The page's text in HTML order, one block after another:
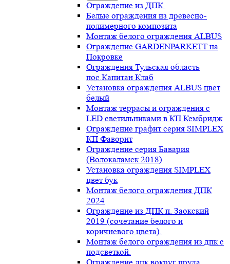
Ограждение из ДПК
Белые ограждения из древесно-
полимерного композита
Монтаж белого ограждения ALBUS
Ограждение GARDENPARKETT на
Покровке
Ограждения Тульская область
пос.Капитан Клаб
Установка ограждения ALBUS цвет
белый
Монтаж террасы и ограждения с
LED светильниками в КП Кембридж
Ограждение графит серия SIMPLEX
КП Фаворит
Ограждение серия Бавария
(Волокаламск 2018)
Установка ограждения SIMPLEX
цвет бук
Монтаж белого ограждения ДПК
2024
Ограждение из ДПК п. Заокский
2019 (сочетание белого и
коричневого цвета).
Монтаж белого ограждения из дпк с
подсветкой.